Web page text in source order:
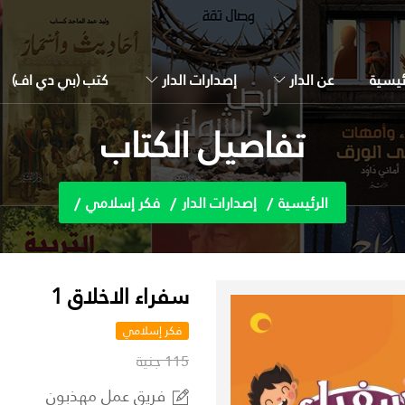
عن الدار إصدارات الدار كتب (بي دي اف)
تفاصيل الكتاب
الرئيسية إصدارات الدار فكر إسلامي
سفراء الاخلاق 1
فكر إسلامي
115 جنية
فريق عمل مهذبون